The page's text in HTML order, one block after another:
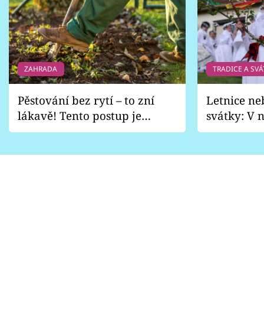
ZAHRADA
Pěstování bez rytí – to zní
lákavě! Tento postup je
vhodný jen pro některé
TRADICE A
Letnice
svátky: V
pondělí